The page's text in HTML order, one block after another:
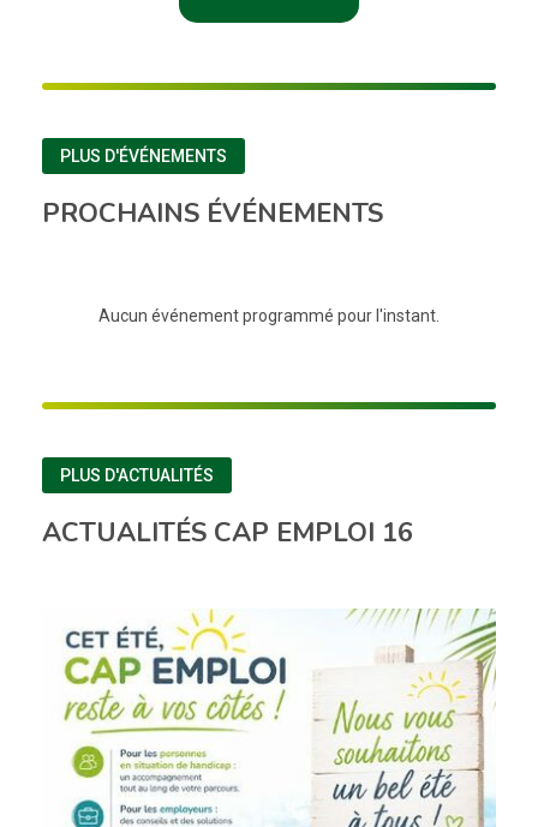
PROCHAINS ÉVÉNEMENTS
PLUS D'ÉVÉNEMENTS
Aucun événement programmé pour l'instant.
ACTUALITÉS CAP EMPLOI 16
PLUS D'ACTUALITÉS